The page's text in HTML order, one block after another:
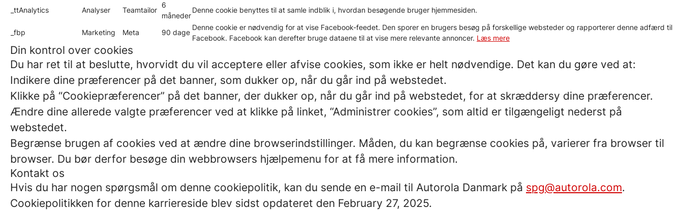
_ttAnalytics Analyser Teamtailor
6
måneder
Denne cookie benyttes til at samle indblik i, hvordan besøgende bruger hjemmesiden.
_fbp Marketing Meta 90 dage
Denne cookie er nødvendig for at vise Facebook-feedet. Den sporer en brugers besøg på forskellige websteder og rapporterer denne adfærd til
Facebook. Facebook kan derefter bruge dataene til at vise mere relevante annoncer. Læs mere
Din kontrol over cookies
Du har ret til at beslutte, hvorvidt du vil acceptere eller afvise cookies, som ikke er helt nødvendige. Det kan du gøre ved at:
Indikere dine præferencer på det banner, som dukker op, når du går ind på webstedet.
Klikke på “Cookiepræferencer” på det banner, der dukker op, når du går ind på webstedet, for at skræddersy dine præferencer.
Ændre dine allerede valgte præferencer ved at klikke på linket, “Administrer cookies”, som altid er tilgængeligt nederst på
webstedet.
Begrænse brugen af cookies ved at ændre dine browserindstillinger. Måden, du kan begrænse cookies på, varierer fra browser til
browser. Du bør derfor besøge din webbrowsers hjælpemenu for at få mere information.
Kontakt os
Hvis du har nogen spørgsmål om denne cookiepolitik, kan du sende en e-mail til Autorola Danmark på spg@autorola.com.
Cookiepolitikken for denne karriereside blev sidst opdateret den February 27, 2025.